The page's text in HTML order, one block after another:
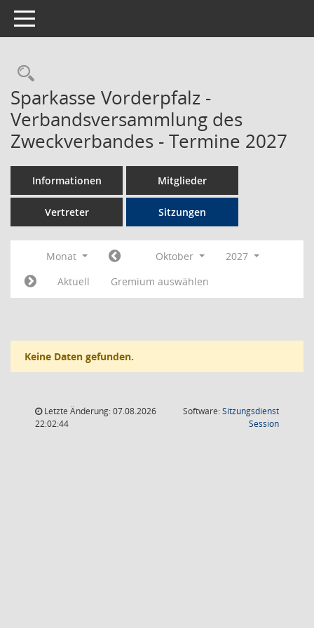
Toggle navigation
Rechercheauswahl
Sparkasse Vorderpfalz -
Verbandsversammlung des
Zweckverbandes - Termine 2027
Informationen Mitglieder
Vertreter Sitzungen
Monat Oktober
2027
Aktuell
Gremium auswählen
Keine Daten gefunden.
Letzte Änderung: 07.08.2026
22:02:44
Software:Sitzungsdienst
Session(Wird in